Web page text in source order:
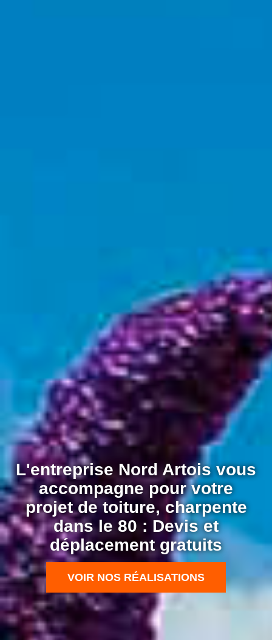
L'entreprise Nord Artois vous
accompagne pour votre
projet de toiture, charpente
dans le 80 : Devis et
déplacement gratuits
VOIR NOS RÉALISATIONS